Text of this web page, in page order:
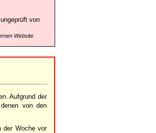
von
Website.
Aufgrund der
von den
der Woche vor